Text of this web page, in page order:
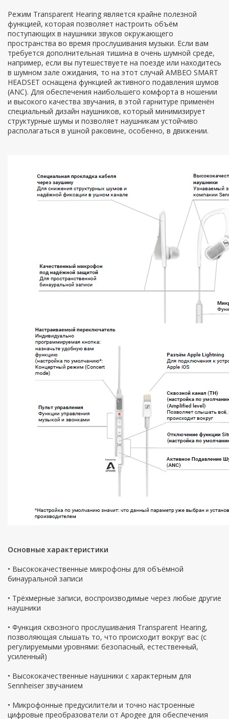
Режим Transparent Hearing является крайне полезной
функцией, которая позволяет настроить объём
поступающих в наушники звуков окружающего
пространства во время прослушивания музыки. Если вам
требуется дополнительная тишина в очень шумной среде,
например, если вы путешествуете на поезде или находитесь
в шумном зале ожидания, то на этот случай AMBEO SMART
HEADSET оснащена функцией активного подавления шумов
(ANC). Для обеспечения наибольшего комфорта в ношении
и высокого качества звучания, в этой гарнитуре применён
специальный дизайн наушников, который минимизирует
структурные шумы и позволяет наушникам устойчиво
располагаться в ушной раковине, особенно, в движении.
Основные характеристики
• Высококачественные микрофоны для объёмной
бинауральной записи
• Трёхмерные записи, воспроизводимые через любые другие
наушники
• Функция сквозного прослушивания Transparent Hearing,
позволяющая слышать то, что происходит вокруг вас (с
регулируемыми уровнями: безопасный, естественный,
усиленный)
• Высококачественные наушники с характерным для
Sennheiser звучанием
• Микрофонные предусилители и точно настроенные
цифровые преобразователи от Apogee для обеспечения